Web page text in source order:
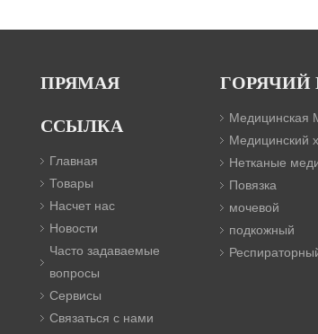
ПРЯМАЯ
ССЫЛКА
Главная
Товары
Насчет нас
Новости
Часто задаваемые
вопросы
Сервисы
Связаться с нами
ГОРЯЧИЙ
Медицинская
Медицинский
Нетканые
Повязка
мочевой
подкожный